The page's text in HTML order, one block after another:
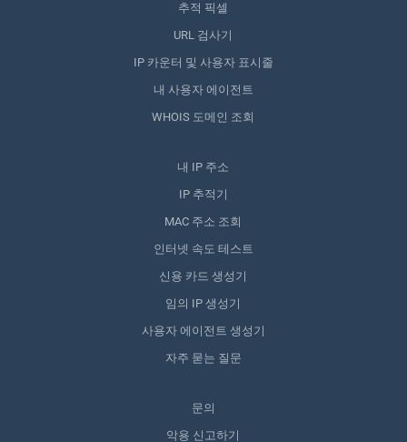
추적 픽셀
URL 검사기
IP 카운터 및 사용자 표시줄
내 사용자 에이전트
WHOIS 도메인 조회
내 IP 주소
IP 추적기
MAC 주소 조회
인터넷 속도 테스트
신용 카드 생성기
임의 IP 생성기
사용자 에이전트 생성기
자주 묻는 질문
문의
악용 신고하기